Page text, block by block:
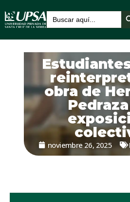
Buscar:
obra de
noviembre 26, 2025